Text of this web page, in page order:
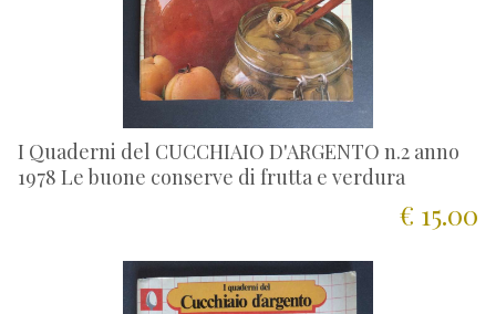
I Quaderni del CUCCHIAIO D'ARGENTO n.2 anno
1978 Le buone conserve di frutta e verdura
€ 15.00